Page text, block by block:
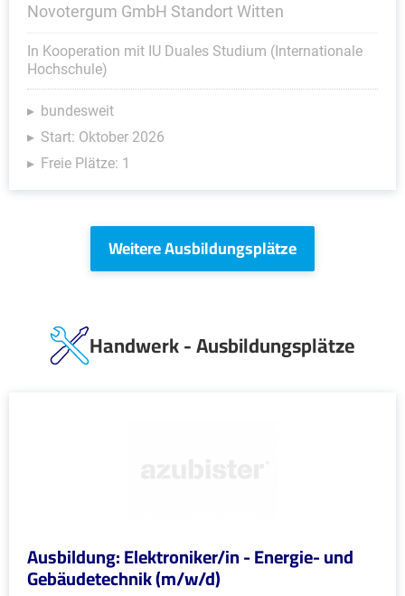
Novotergum GmbH Standort Witten
In Kooperation mit IU Duales Studium (Internationale
Hochschule)
bundesweit
Start: Oktober 2026
Freie Plätze: 1
Weitere Ausbildungsplätze
Handwerk - Ausbildungsplätze
Ausbildung: Elektroniker/in - Energie- und
Gebäudetechnik (m/w/d)